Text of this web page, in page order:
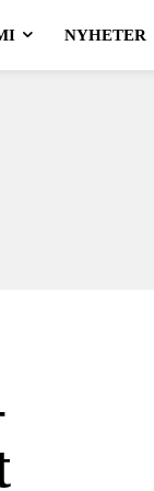
NYHETER